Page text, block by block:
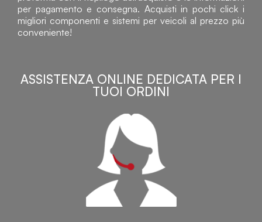
per pagamento e consegna. Acquisti in pochi click i
migliori componenti e sistemi per veicoli al prezzo più
conveniente!
ASSISTENZA ONLINE DEDICATA PER I
TUOI ORDINI